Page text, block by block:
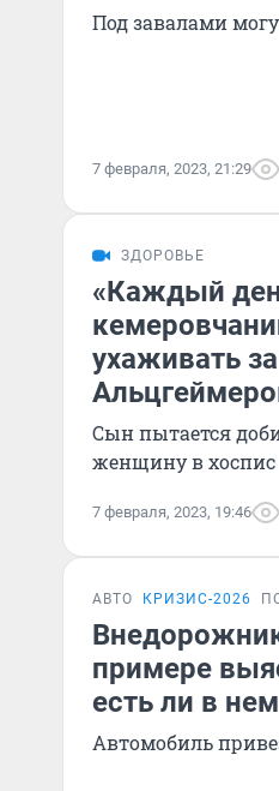
Под завалами
7 февраля, 2023, 21:29
ЗДОРОВЬЕ
«Каждый
ухаживать
Сын пытается
женщину в хоспис
7 февраля, 2023, 19:46
АВТО КРИЗИС-2026
примере
есть ли в
Автомобиль